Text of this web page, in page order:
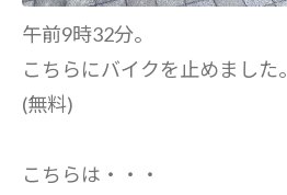
午前9時32分。
こちらにバイクを止めました。
(無料)
こちらは・・・